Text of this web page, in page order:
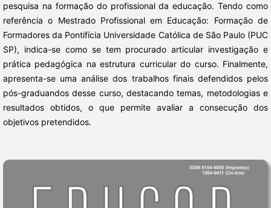
pesquisa na formação do profissional da educação. Tendo como
referência o Mestrado Profissional em Educação: Formação de
Formadores da Pontifícia Universidade Católica de São Paulo (PUC
SP), indica-se como se tem procurado articular investigação e
prática pedagógica na estrutura curricular do curso. Finalmente,
apresenta-se uma análise dos trabalhos finais defendidos pelos
pós-graduandos desse curso, destacando temas, metodologias e
resultados obtidos, o que permite avaliar a consecução dos
objetivos pretendidos.